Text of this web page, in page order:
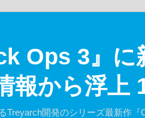
Ops 3』
報から浮上
Treyarch開発のシリーズ最新作